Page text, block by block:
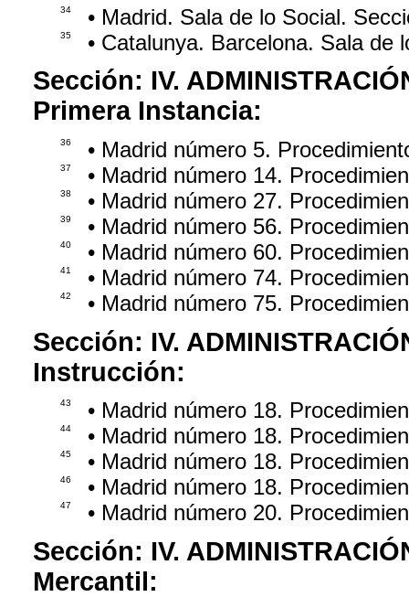
34 • Madrid. Sala de lo Social.
35 • Catalunya. Barcelona. Sala de
Sección: IV.
Primera Instancia:
36 • Madrid número 5.
37 • Madrid número 14.
38 • Madrid número 27.
39 • Madrid número 56.
40 • Madrid número 60.
41 • Madrid número 74.
42 • Madrid número 75.
Sección: IV.
Instrucción:
43 • Madrid número 18.
44 • Madrid número 18.
45 • Madrid número 18.
46 • Madrid número 18.
47 • Madrid número 20.
Sección: IV.
Mercantil: